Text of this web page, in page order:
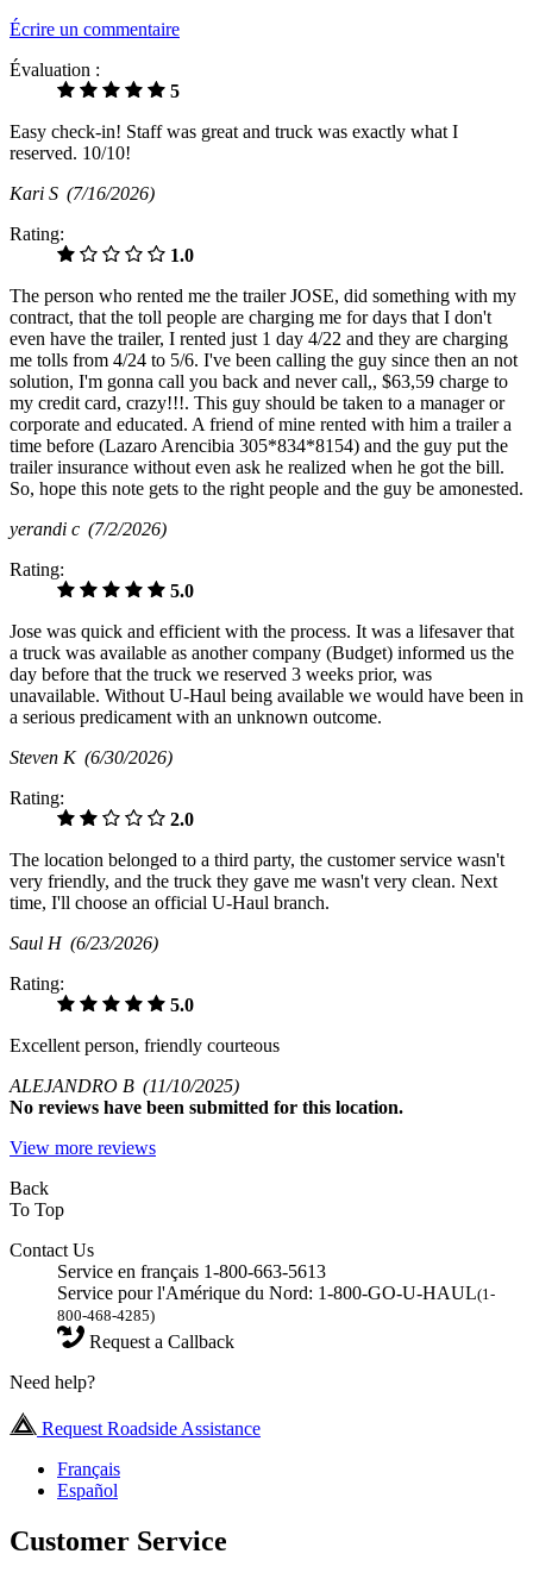
Écrire un commentaire
Évaluation :
5
Easy check-in! Staff was great and truck was exactly what I
reserved. 10/10!
Kari S (7/16/2026)
Rating:
1.0
The person who rented me the trailer JOSE, did something with my
contract, that the toll people are charging me for days that I don't
even have the trailer, I rented just 1 day 4/22 and they are charging
me tolls from 4/24 to 5/6. I've been calling the guy since then an not
solution, I'm gonna call you back and never call,, $63,59 charge to
my credit card, crazy!!!. This guy should be taken to a manager or
corporate and educated. A friend of mine rented with him a trailer a
time before (Lazaro Arencibia 305*834*8154) and the guy put the
trailer insurance without even ask he realized when he got the bill.
So, hope this note gets to the right people and the guy be amonested.
yerandi c (7/2/2026)
Rating:
5.0
Jose was quick and efficient with the process. It was a lifesaver that
a truck was available as another company (Budget) informed us the
day before that the truck we reserved 3 weeks prior, was
unavailable. Without U-Haul being available we would have been in
a serious predicament with an unknown outcome.
Steven K (6/30/2026)
Rating:
2.0
The location belonged to a third party, the customer service wasn't
very friendly, and the truck they gave me wasn't very clean. Next
time, I'll choose an official U-Haul branch.
Saul H (6/23/2026)
Rating:
5.0
Excellent person, friendly courteous
ALEJANDRO B (11/10/2025)
No reviews have been submitted for this location.
View more reviews
Back
To Top
Contact Us
Service en français 1-800-663-5613
Service pour l'Amérique du Nord: 1-800-GO-U-HAUL(1-
800-468-4285)
Request a Callback
Need help?
Request Roadside Assistance
Français
Español
Customer Service